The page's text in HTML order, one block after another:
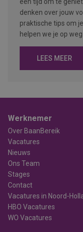
denken over jouw
praktische tips om
helpen we je op
LEES MEER
Werknemer
Over BaanBereik
Vacatures
Nieuws
Ons Team
Stages
Contact
Vacatures in Noord-
HBO Vacatures
WO Vacatures